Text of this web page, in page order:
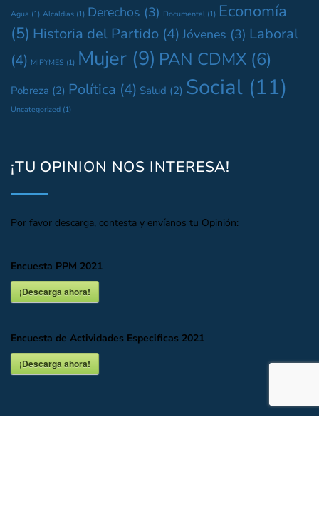
Agua (1) Alcaldías (1) Derechos (3) Documental (1) Economía
(5) Historia del Partido (4) Jóvenes (3) Laboral
(4) MIPYMES (1) Mujer (9) PAN CDMX (6)
Pobreza (2) Política (4) Salud (2) Social (11)
Uncategorized (1)
¡TU OPINION NOS INTERESA!
Por favor descarga, contesta y envíanos tu Opinión:
Encuesta PPM 2021
¡Descarga ahora!
Encuesta de Actividades Especificas 2021
¡Descarga ahora!